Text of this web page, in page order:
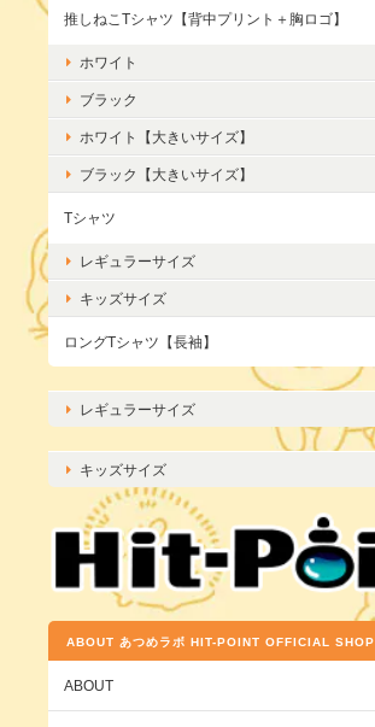
推しねこTシャツ【背中プリント＋胸ロゴ】
ホワイト
ブラック
ホワイト【大きいサイズ】
ブラック【大きいサイズ】
Tシャツ
レギュラーサイズ
キッズサイズ
ロングTシャツ【長袖】
レギュラーサイズ
キッズサイズ
ABOUT あつめラボ HIT-POINT OFFICIAL SHOP
ABOUT